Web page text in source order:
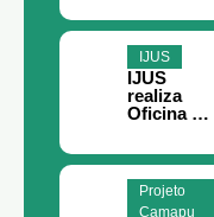
IJUS
IJUS
realiza
Oficina de
e
Planejame
nto
Projeto
Camapu